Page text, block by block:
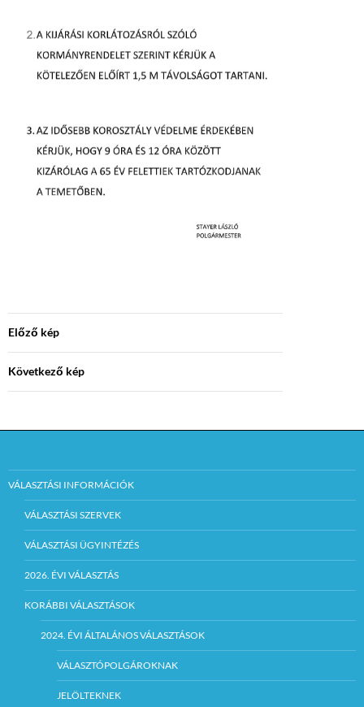
Előző kép
Következő kép
VÁLASZTÁSI INFORMÁCIÓK
VÁLASZTÁSI SZERVEK
VÁLASZTÁSI ÜGYINTÉZÉS
2026. ÉVI VÁLASZTÁS
KORÁBBI VÁLASZTÁSOK
2024. ÉVI ÁLTALÁNOS VÁLASZTÁSOK
VÁLASZTÓPOLGÁROKNAK
JELÖLTEKNEK